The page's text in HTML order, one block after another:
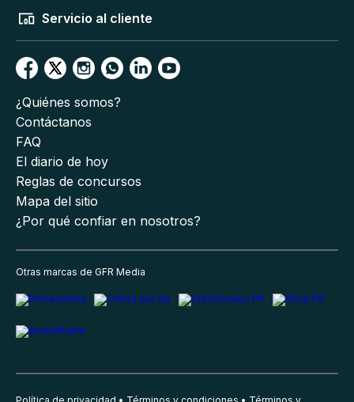
Servicio al cliente
¿Quiénes somos?
Contáctanos
FAQ
El diario de hoy
Reglas de concursos
Mapa del sitio
¿Por qué confiar en nosotros?
Otras marcas de GFR Media